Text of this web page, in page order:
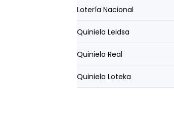
Lotería Nacional
Quiniela Leidsa
Quiniela Real
Quiniela Loteka